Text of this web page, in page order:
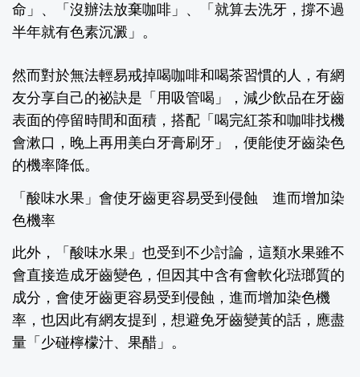
命」、「沒辦法放棄咖啡」、「就算去洗牙，撐不過
半年就有色素沉澱」。
然而對於無法輕易戒掉喝咖啡和喝茶習慣的人，有網
友分享自己的祕訣是「用吸管喝」，減少飲品在牙齒
表面的停留時間和面積，搭配「喝完紅茶和咖啡找機
會漱口，晚上再用美白牙膏刷牙」，便能使牙齒染色
的機率降低。
「酸味水果」會使牙齒更容易受到侵蝕 進而增加染
色機率
此外，「酸味水果」也受到不少討論，這類水果雖不
會直接造成牙齒變色，但因其中含有會軟化琺瑯質的
成分，會使牙齒更容易受到侵蝕，進而增加染色機
率，也因此有網友提到，想避免牙齒變黃的話，應盡
量「少碰檸檬汁、果醋」。